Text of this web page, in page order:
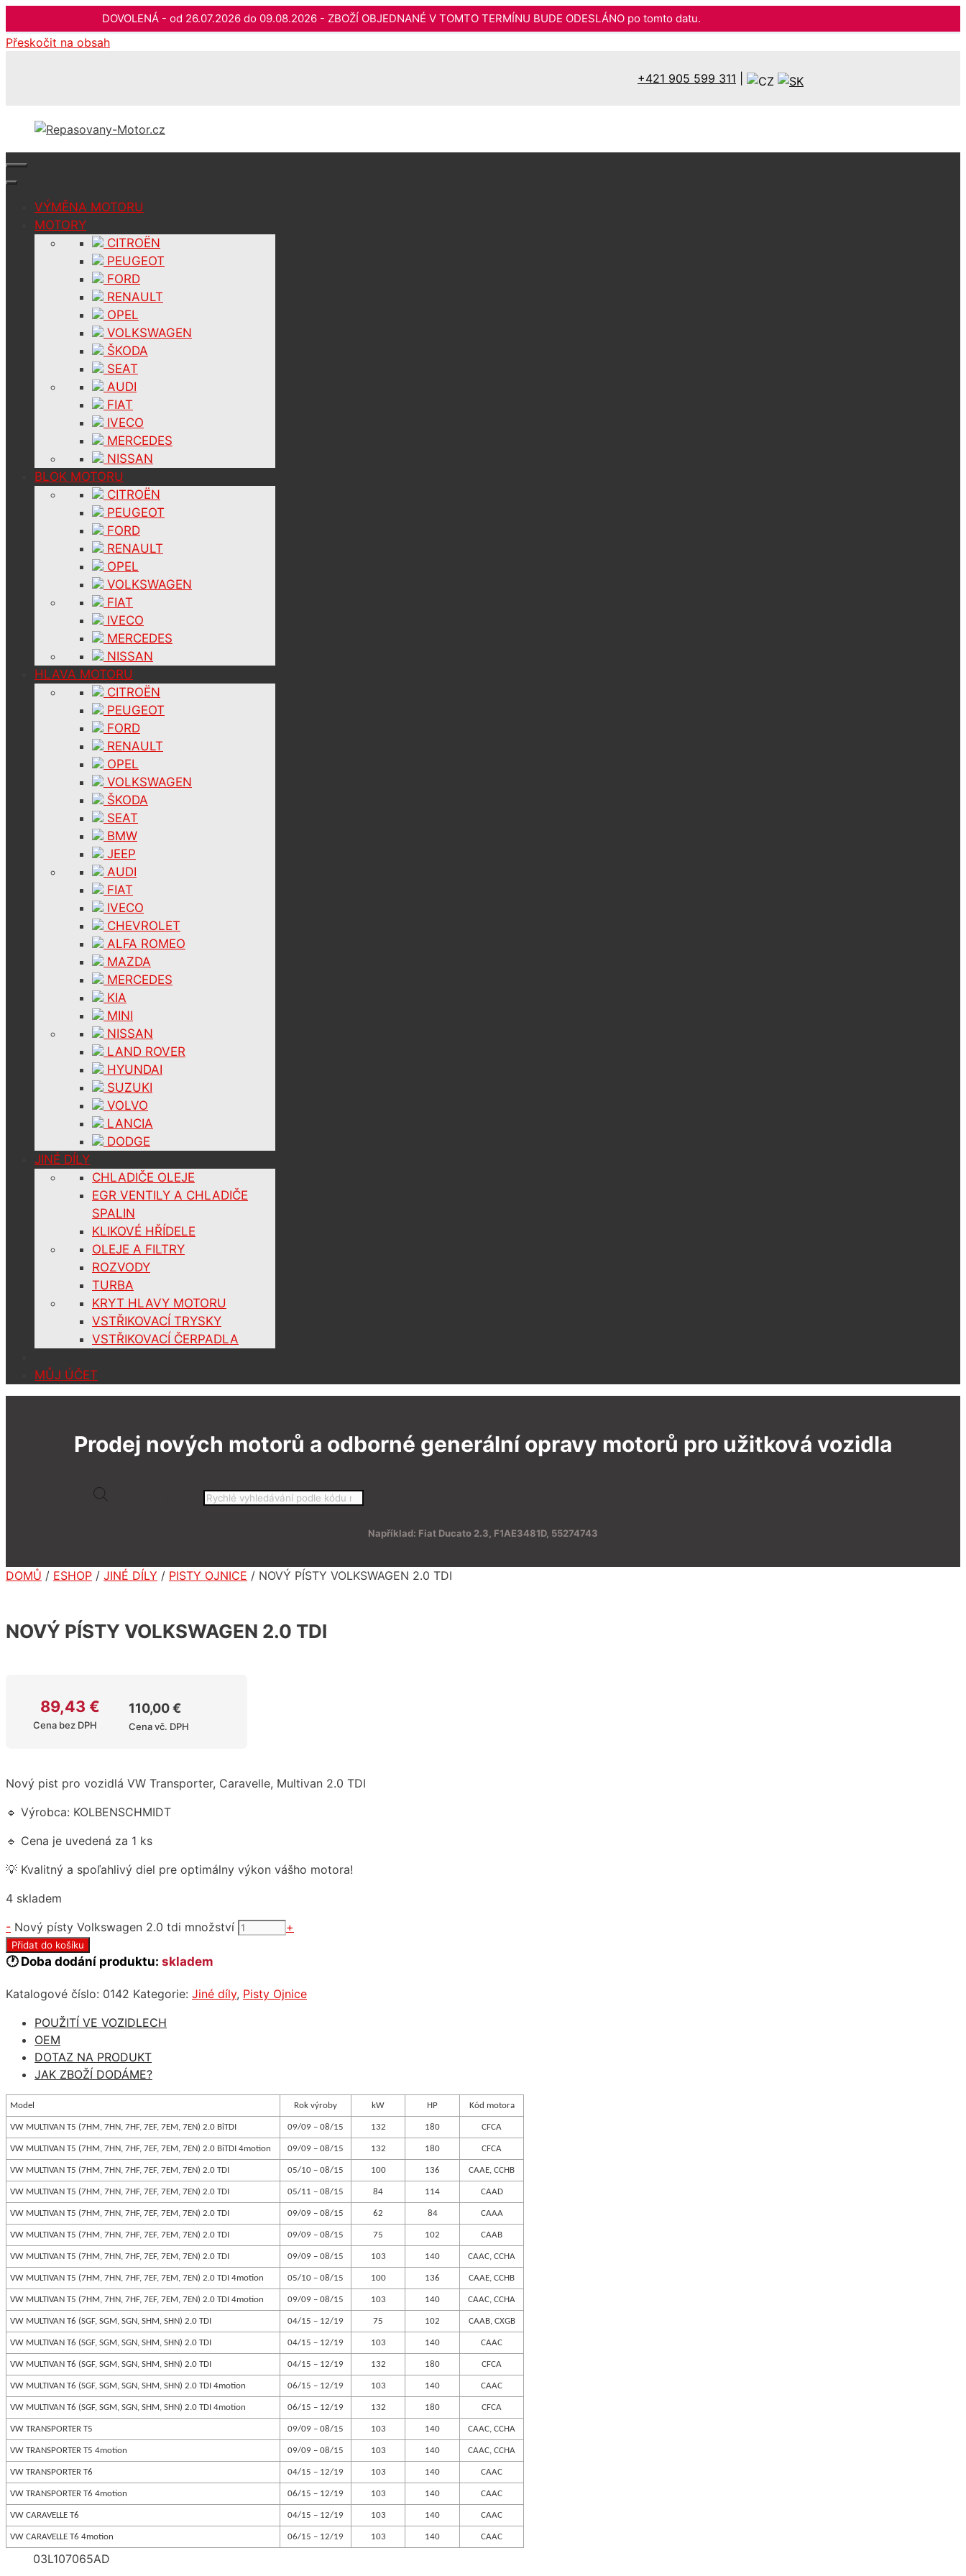
DOVOLENÁ - od 26.07.2026 do 09.08.2026 - ZBOŽÍ OBJEDNANÉ V TOMTO TERMÍNU BUDE ODESLÁNO po tomto datu.
Přeskočit na obsah
+421 905 599 311
VÝMĚNA MOTORU
MOTORY
CITROËN
PEUGEOT
FORD
RENAULT
OPEL
VOLKSWAGEN
ŠKODA
SEAT
AUDI
FIAT
IVECO
MERCEDES
NISSAN
BLOK MOTORU
CITROËN
PEUGEOT
FORD
RENAULT
OPEL
VOLKSWAGEN
FIAT
IVECO
MERCEDES
NISSAN
HLAVA MOTORU
CITROËN
PEUGEOT
FORD
RENAULT
OPEL
VOLKSWAGEN
ŠKODA
SEAT
BMW
JEEP
AUDI
FIAT
IVECO
CHEVROLET
ALFA ROMEO
MAZDA
MERCEDES
KIA
MINI
NISSAN
LAND ROVER
HYUNDAI
SUZUKI
VOLVO
LANCIA
DODGE
JINÉ DÍLY
CHLADIČE OLEJE
EGR VENTILY A CHLADIČE
SPALIN
KLIKOVÉ HŘÍDELE
OLEJE A FILTRY
ROZVODY
TURBA
KRYT HLAVY MOTORU
VSTŘIKOVACÍ TRYSKY
VSTŘIKOVACÍ ČERPADLA
MŮJ ÚČET
Prodej nových motorů a odborné generální opravy motorů pro užitková vozidla
Například: Fiat Ducato 2.3, F1AE3481D, 55274743
DOMŮ / ESHOP / JINÉ DÍLY / PISTY OJNICE / NOVÝ PÍSTY VOLKSWAGEN 2.0 TDI
NOVÝ PÍSTY VOLKSWAGEN 2.0 TDI
89,43 €
Cena bez DPH
110,00€
Cena vč. DPH
Nový pist pro vozidlá VW Transporter, Caravelle, Multivan 2.0 TDI
🔹 Výrobca: KOLBENSCHMIDT
🔹 Cena je uvedená za 1 ks
💡 Kvalitný a spoľahlivý diel pre optimálny výkon vášho motora!
4 skladem
- Nový písty Volkswagen 2.0 tdi množství +
Přidat do košíku
🕐 Doba dodání produktu: skladem
Katalogové číslo: 0142 Kategorie: Jiné díly, Pisty Ojnice
POUŽITÍ VE VOZIDLECH
OEM
DOTAZ NA PRODUKT
JAK ZBOŽÍ DODÁME?
Model Rok výroby kW HP Kód motora
VW MULTIVAN T5 (7HM, 7HN, 7HF, 7EF, 7EM, 7EN) 2.0 BiTDI 09/09 – 08/15 132 180 CFCA
VW MULTIVAN T5 (7HM, 7HN, 7HF, 7EF, 7EM, 7EN) 2.0 BiTDI 4motion 09/09 – 08/15 132 180 CFCA
VW MULTIVAN T5 (7HM, 7HN, 7HF, 7EF, 7EM, 7EN) 2.0 TDI 05/10 – 08/15 100 136 CAAE, CCHB
VW MULTIVAN T5 (7HM, 7HN, 7HF, 7EF, 7EM, 7EN) 2.0 TDI 05/11 – 08/15 84 114 CAAD
VW MULTIVAN T5 (7HM, 7HN, 7HF, 7EF, 7EM, 7EN) 2.0 TDI 09/09 – 08/15 62 84 CAAA
VW MULTIVAN T5 (7HM, 7HN, 7HF, 7EF, 7EM, 7EN) 2.0 TDI 09/09 – 08/15 75 102 CAAB
VW MULTIVAN T5 (7HM, 7HN, 7HF, 7EF, 7EM, 7EN) 2.0 TDI 09/09 – 08/15 103 140 CAAC, CCHA
VW MULTIVAN T5 (7HM, 7HN, 7HF, 7EF, 7EM, 7EN) 2.0 TDI 4motion 05/10 – 08/15 100 136 CAAE, CCHB
VW MULTIVAN T5 (7HM, 7HN, 7HF, 7EF, 7EM, 7EN) 2.0 TDI 4motion 09/09 – 08/15 103 140 CAAC, CCHA
VW MULTIVAN T6 (SGF, SGM, SGN, SHM, SHN) 2.0 TDI 04/15 – 12/19 75 102 CAAB, CXGB
VW MULTIVAN T6 (SGF, SGM, SGN, SHM, SHN) 2.0 TDI 04/15 – 12/19 103 140 CAAC
VW MULTIVAN T6 (SGF, SGM, SGN, SHM, SHN) 2.0 TDI 04/15 – 12/19 132 180 CFCA
VW MULTIVAN T6 (SGF, SGM, SGN, SHM, SHN) 2.0 TDI 4motion 06/15 – 12/19 103 140 CAAC
VW MULTIVAN T6 (SGF, SGM, SGN, SHM, SHN) 2.0 TDI 4motion 06/15 – 12/19 132 180 CFCA
VW TRANSPORTER T5 09/09 – 08/15 103 140 CAAC, CCHA
VW TRANSPORTER T5 4motion 09/09 – 08/15 103 140 CAAC, CCHA
VW TRANSPORTER T6 04/15 – 12/19 103 140 CAAC
VW TRANSPORTER T6 4motion 06/15 – 12/19 103 140 CAAC
VW CARAVELLE T6 04/15 – 12/19 103 140 CAAC
VW CARAVELLE T6 4motion 06/15 – 12/19 103 140 CAAC
03L107065AD